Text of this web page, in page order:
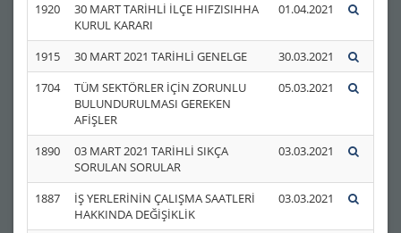
1920
30 MART TARİHLİ İLÇE HIFZISIHHA
KURUL KARARI
01.04.2021
1915 30 MART 2021 TARİHLİ GENELGE
30.03.2021
1704
TÜM SEKTÖRLER İÇİN ZORUNLU
BULUNDURULMASI GEREKEN
AFİŞLER
05.03.2021
1890
03 MART 2021 TARİHLİ SIKÇA
SORULAN SORULAR
03.03.2021
1887
İŞ YERLERİNİN ÇALIŞMA SAATLERİ
HAKKINDA DEĞİŞİKLİK
03.03.2021